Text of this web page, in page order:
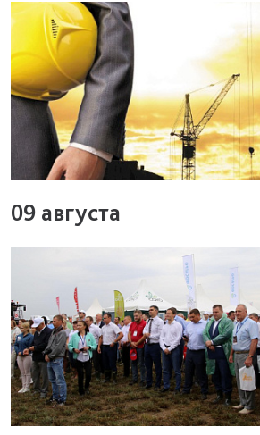
09 августа